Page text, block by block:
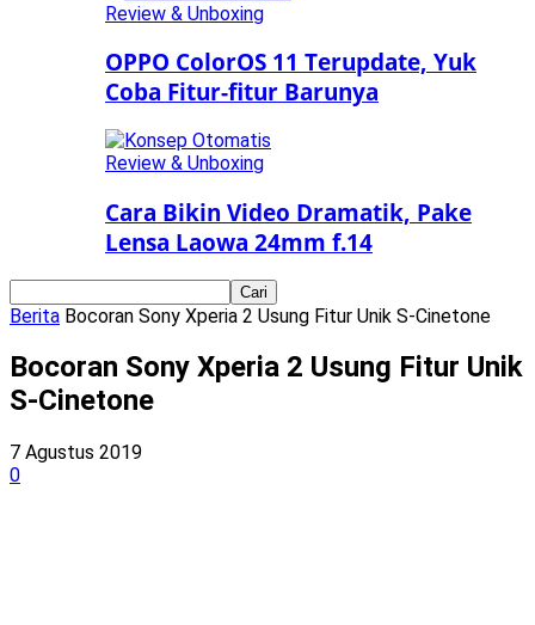
Review & Unboxing
OPPO ColorOS 11 Terupdate, Yuk
Coba Fitur-fitur Barunya
Review & Unboxing
Cara Bikin Video Dramatik, Pake
Lensa Laowa 24mm f.14
Berita Bocoran Sony Xperia 2 Usung Fitur Unik S-Cinetone
Bocoran Sony Xperia 2 Usung Fitur Unik
S-Cinetone
7 Agustus 2019
0